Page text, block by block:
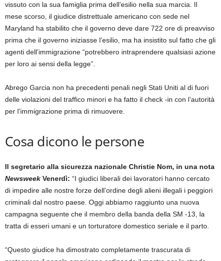
vissuto con la sua famiglia prima dell’esilio nella sua marcia. Il
mese scorso, il giudice distrettuale americano con sede nel
Maryland ha stabilito che il governo deve dare 722 ore di preavviso
prima che il governo iniziasse l’esilio, ma ha insistito sul fatto che gli
agenti dell’immigrazione “potrebbero intraprendere qualsiasi azione
per loro ai sensi della legge”.
Abrego Garcia non ha precedenti penali negli Stati Uniti al di fuori
delle violazioni del traffico minori e ha fatto il check -in con l’autorità
per l’immigrazione prima di rimuovere.
Cosa dicono le persone
Il segretario alla sicurezza nazionale Christie Nom, in una nota
Newsweek Venerdì: “I giudici liberali dei lavoratori hanno cercato
di impedire alle nostre forze dell’ordine degli alieni illegali i peggiori
criminali dal nostro paese. Oggi abbiamo raggiunto una nuova
campagna seguente che il membro della banda della SM -13, la
tratta di esseri umani e un torturatore domestico seriale e il parto.
“Questo giudice ha dimostrato completamente trascurata di